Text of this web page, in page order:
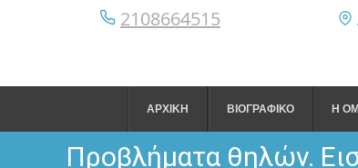
2108664515
ΑΡΧΙΚΗ ΒΙΟΓΡΑΦΙΚΟ Η
Προβλήματα θηλών.